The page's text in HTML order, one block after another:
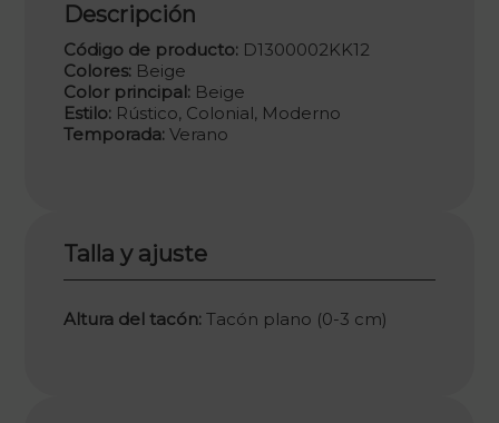
Descripción
Código de producto: D1300002KK12
Colores: Beige
Color principal: Beige
Estilo: Rústico, Colonial, Moderno
Temporada: Verano
Talla y ajuste
Altura del tacón: Tacón plano (0-3 cm)